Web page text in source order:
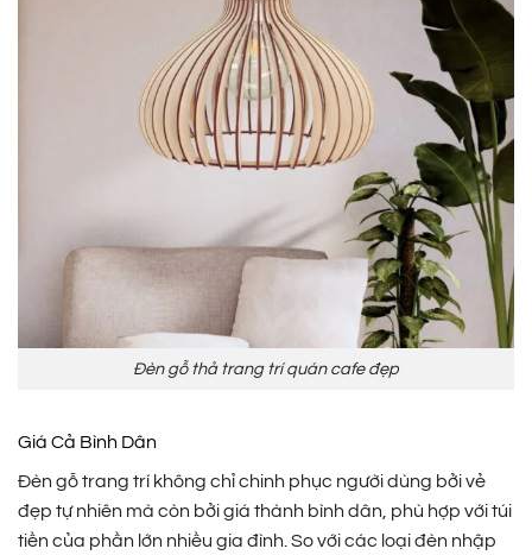
Đèn gỗ thả trang trí quán cafe đẹp
Giá Cả Bình Dân
Đèn gỗ trang trí không chỉ chinh phục người dùng bởi vẻ
đẹp tự nhiên mà còn bởi giá thành bình dân, phù hợp với túi
tiền của phần lớn nhiều gia đình. So với các loại đèn nhập